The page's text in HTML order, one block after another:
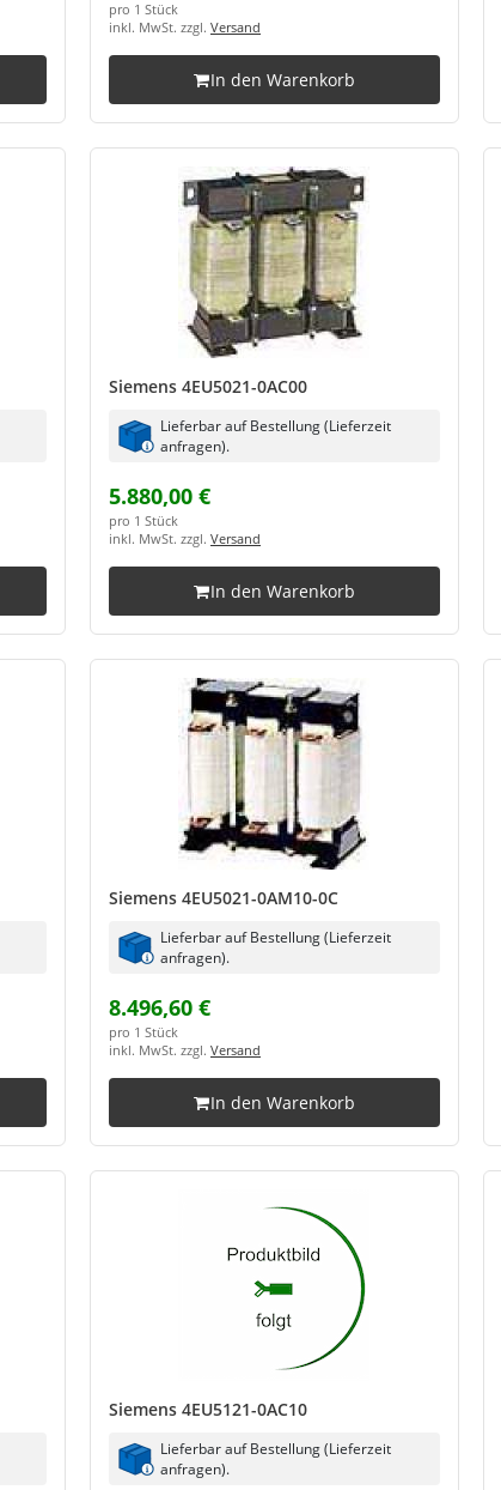
pro 1 Stück
inkl. MwSt. zzgl. Versand
In den Warenkorb
Siemens 4EU5021-0AC00
Lieferbar auf Bestellung (Lieferzeit
anfragen).
5.880,00 €
pro 1 Stück
inkl. MwSt. zzgl. Versand
In den Warenkorb
Siemens 4EU5021-0AM10-0C
Lieferbar auf Bestellung (Lieferzeit
anfragen).
8.496,60 €
pro 1 Stück
inkl. MwSt. zzgl. Versand
In den Warenkorb
Siemens 4EU5121-0AC10
Lieferbar auf Bestellung (Lieferzeit
anfragen).